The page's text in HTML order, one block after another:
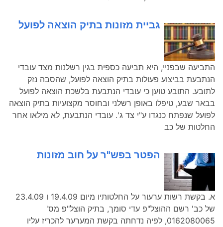
גביית מזונות בתיק הוצאה לפועל
התביעה שבפניי, היא תביעה כספית בגין רשלנות מצד עובדי
הנתבעת בביצוע פעולות בתיק הוצאה לפועל, שהסבה נזק
לתובע. התובע טוען כי עובדי הנתבעת בלשכת הוצאה לפועל
בבאר שבע, טיפלו באופן רשלני ובחוסר מקצועיות בתיק הוצאה
לפועל שנפתח כנגדו ע"י צד ג'. עובדי הנתבעת, לא מילאו אחר
החלטות של כב
הפטר בפש"ר על חוב מזונות
א. בקשת רשות ערעור על החלטותיו מיום 19.4.09 ו 23.4.09
של כב' רשם ההוצל"פ עדי סומך, בתיק הוצל"פ מס'
0162080065, לפיה נדחתה בקשת המערער להכריז עליו